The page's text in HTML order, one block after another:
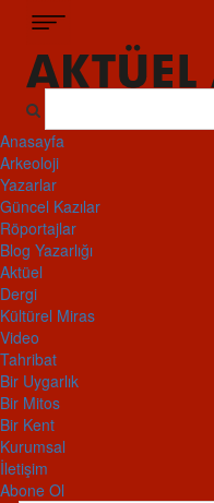
Anasayfa
Arkeoloji
Yazarlar
Güncel Kazılar
Röportajlar
Blog Yazarlığı
Aktüel
Dergi
Kültürel Miras
Video
Tahribat
Bir Uygarlık
Bir Mitos
Bir Kent
Kurumsal
İletişim
Abone Ol